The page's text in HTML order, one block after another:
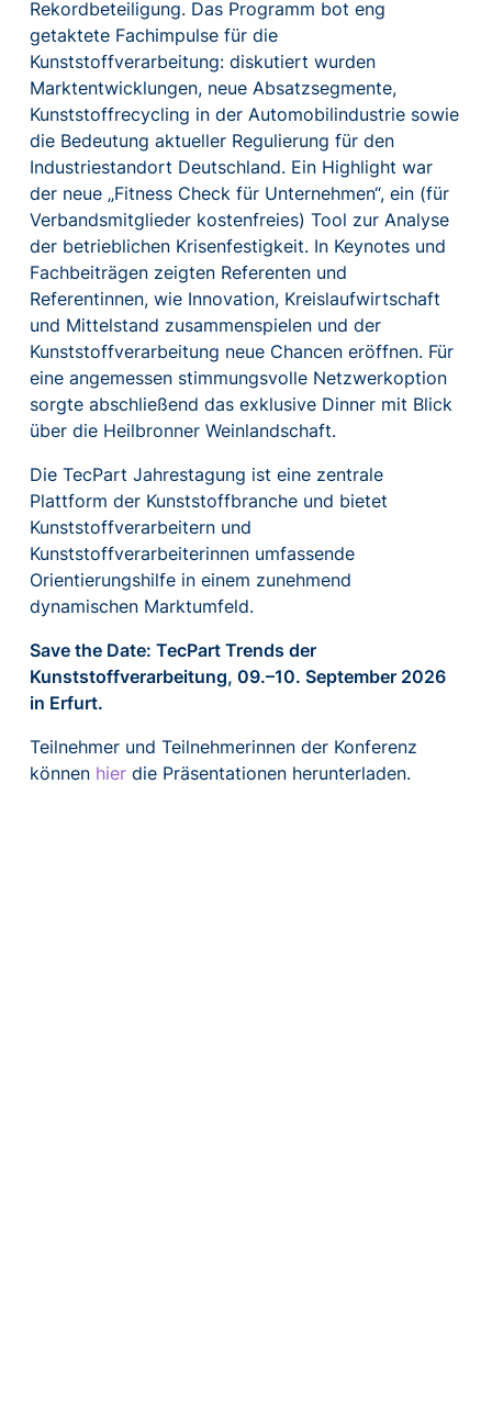
Rekordbeteiligung. Das Programm bot eng
getaktete Fachimpulse für die
Kunststoffverarbeitung: diskutiert wurden
Marktentwicklungen, neue Absatzsegmente,
Kunststoffrecycling in der Automobilindustrie sowie
die Bedeutung aktueller Regulierung für den
Industriestandort Deutschland. Ein Highlight war
der neue „Fitness Check für Unternehmen“, ein (für
Verbandsmitglieder kostenfreies) Tool zur Analyse
der betrieblichen Krisenfestigkeit. In Keynotes und
Fachbeiträgen zeigten Referenten und
Referentinnen, wie Innovation, Kreislaufwirtschaft
und Mittelstand zusammenspielen und der
Kunststoffverarbeitung neue Chancen eröffnen. Für
eine angemessen stimmungsvolle Netzwerkoption
sorgte abschließend das exklusive Dinner mit Blick
über die Heilbronner Weinlandschaft.
Die TecPart Jahrestagung ist eine zentrale
Plattform der Kunststoffbranche und bietet
Kunststoffverarbeitern und
Kunststoffverarbeiterinnen umfassende
Orientierungshilfe in einem zunehmend
dynamischen Marktumfeld.
Save the Date: TecPart Trends der
Kunststoffverarbeitung, 09.–10. September 2026
in Erfurt.
Teilnehmer und Teilnehmerinnen der Konferenz
können hierdie Präsentationen herunterladen.